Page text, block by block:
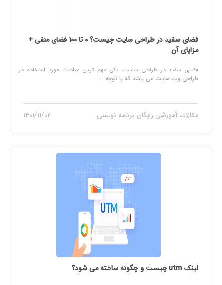
فضای سفید در طراحی سایت چیست؟ 0 تا 100 فضای منفی +
مزایای آن
فضای سفید در طراحی سایت، یکی مهم ترین مباحث مورد استفاده در
طراحی وب سایت می باشد که با توجه ...
مقالات آموزشی رایگان برنامه نویسی ۱۴۰۱/۱۱/۰۲
لینک utm چیست و چگونه ساخته می شود؟